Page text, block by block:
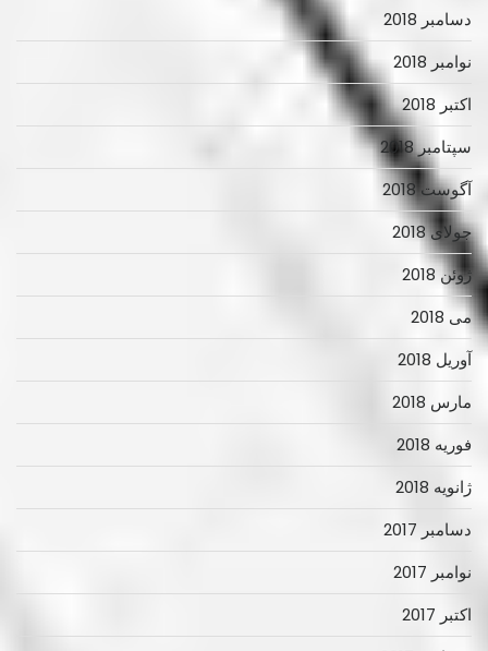
دسامبر 2018
نوامبر 2018
اکتبر 2018
سپتامبر 2018
آگوست 2018
جولای 2018
ژوئن 2018
می 2018
آوریل 2018
مارس 2018
فوریه 2018
ژانویه 2018
دسامبر 2017
نوامبر 2017
اکتبر 2017